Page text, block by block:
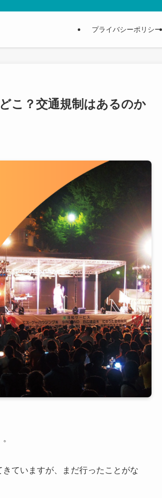
プライバシーポリシー
こ？交通規制はあるのか
ていますが、まだ行ったことがな